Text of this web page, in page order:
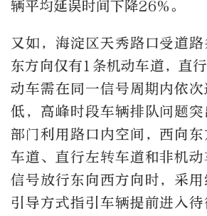
辆平均延误时间下降26%。
又如，海淀区天秀路口受道
东方向仅有1条机动车道，直
动车需在同一信号周期内依
低，高峰时段车辆排队问题
部门利用路口内空间，西向
车道、直行左转车道和非机
信号放行东向西方向时，采
引导方式指引车辆提前进入